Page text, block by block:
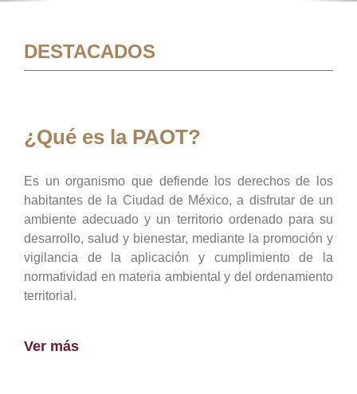
DESTACADOS
¿Qué es la PAOT?
Es un organismo que defiende los derechos de los
habitantes de la Ciudad de México, a disfrutar de un
ambiente adecuado y un territorio ordenado para su
desarrollo, salud y bienestar, mediante la promoción y
vigilancia de la aplicación y cumplimiento de la
normatividad en materia ambiental y del ordenamiento
territorial.
Ver más